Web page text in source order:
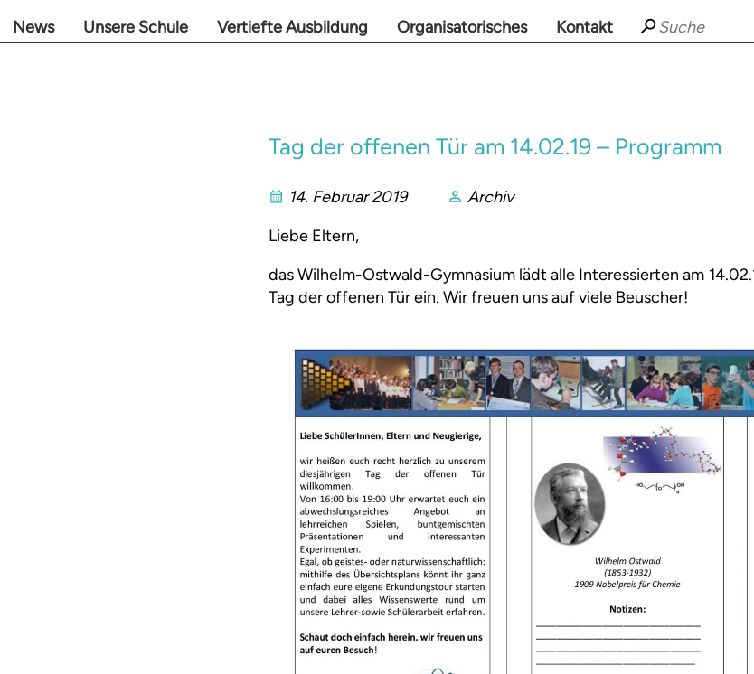
News Unsere Schule Vertiefte Ausbildung Organisatorisches Kontakt
Tag der offenen Tür am 14.02.19 – Programm
14. Februar 2019
Archiv
Liebe Eltern,
das Wilhelm-Ostwald-Gymnasium lädt alle Interessierten am
Tag der offenen Tür ein. Wir freuen uns auf viele Beuscher!